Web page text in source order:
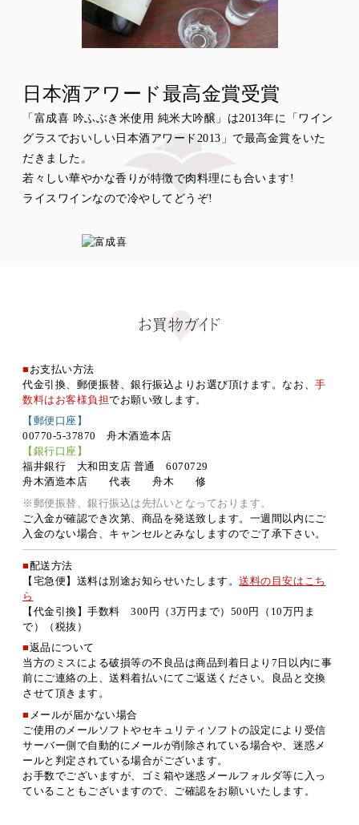
日本酒アワード最高金賞受賞
「富成喜 吟ふぶき米使用 純米大吟醸」は2013年に「ワイン
グラスでおいしい日本酒アワード2013」で最高金賞をいた
だきました。
若々しい華やかな香りが特徴で肉料理にも合います!
ライスワインなので冷やしてどうぞ!
■ お支払い方法
代金引換、郵便振替、銀行振込よりお選び頂けます。なお、手
数料はお客様負担でお願い致します。
【郵便口座】
00770-5-37870 舟木酒造本店
【銀行口座】
福井銀行 大和田支店 普通 6070729
舟木酒造本店 代表 舟木 修
※郵便振替、銀行振込は先払いとなっております。
ご入金が確認でき次第、商品を発送致します。一週間以内にご
入金のない場合、キャンセルとみなしますのでご了承下さい。
■配送方法
【宅急便】送料は別途お知らせいたします。送料の目安はこち
ら
【代金引換】手数料 300円（3万円まで）500円（10万円ま
で）（税抜）
■返品について
当方のミスによる破損等の不良品は商品到着日より7日以内に事
前にご連絡の上、送料着払いにてご返送ください。良品と交換
させて頂きます。
■ メールが届かない場合
ご使用のメールソフトやセキュリティソフトの設定により受信
サーバー側で自動的にメールが削除されている場合や、迷惑メ
ールと判定されている場合がございます。
お手数でございますが、ゴミ箱や迷惑メールフォルダ等に入っ
ていることもございますので、ご確認をお願いいたします。